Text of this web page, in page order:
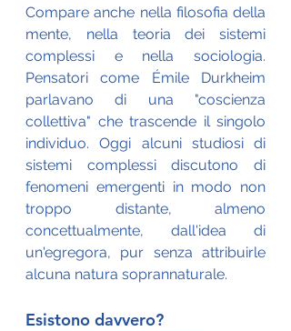
Compare anche nella filosofia della
mente, nella teoria dei sistemi
complessi e nella sociologia.
Pensatori come Émile Durkheim
parlavano di una "coscienza
collettiva" che trascende il singolo
individuo. Oggi alcuni studiosi di
sistemi complessi discutono di
fenomeni emergenti in modo non
troppo distante, almeno
concettualmente, dall'idea di
un'egregora, pur senza attribuirle
alcuna natura soprannaturale.
Esistono davvero?